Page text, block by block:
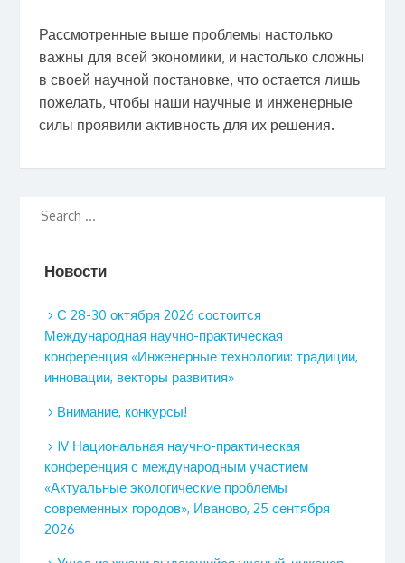
Рассмотренные выше проблемы настолько
важны для всей экономики, и настолько сложны
в своей научной постановке, что остается лишь
пожелать, чтобы наши научные и инженерные
силы проявили активность для их решения.
Новости
С 28-30 октября 2026 состоится
Международная научно-практическая
конференция «Инженерные технологии: традиции,
инновации, векторы развития»
Внимание, конкурсы!
IV Национальная научно-практическая
конференция с международным участием
«Актуальные экологические проблемы
современных городов», Иваново, 25 сентября
2026